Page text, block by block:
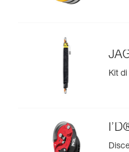
Kit